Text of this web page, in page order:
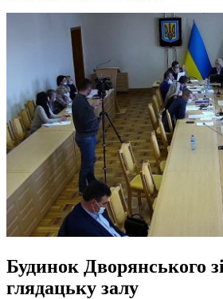
Будинок Дворянського
глядацьку залу